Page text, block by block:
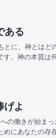
ある
に、神とはど
。神の本質は
げよ
の働きが始ま
にあなたの存